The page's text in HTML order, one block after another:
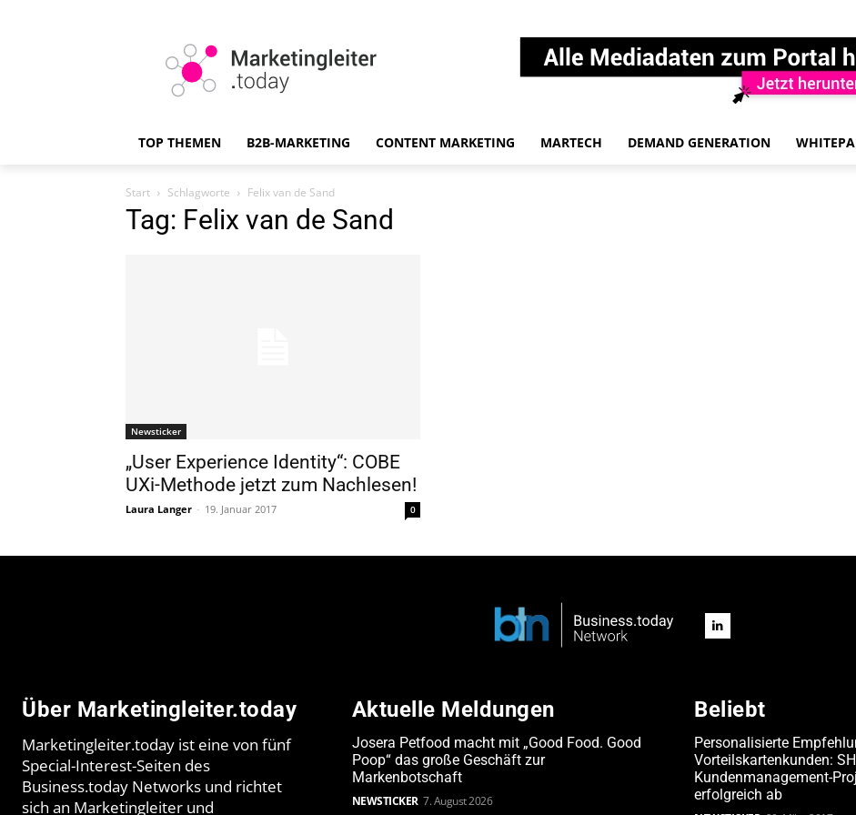
TOP THEMEN B2B-MARKETING CONTENT MARKETING MARTECH DEMAND GENERATION
Start Schlagworte Felix van de Sand
Tag: Felix van de Sand
Newsticker
„User Experience Identity“: COBE
UXi-Methode jetzt zum Nachlesen!
Laura Langer - 19. Januar 2017 0
Über Marketingleiter.today
Marketingleiter.today ist eine von fünf
Special-Interest-Seiten des
Business.today Networks und richtet
sich an Marketingleiter und
Aktuelle Meldungen
Josera Petfood macht mit „Good Food. Good
Poop“ das große Geschäft zur
Markenbotschaft
NEWSTICKER 7. August 2026
Beliebt
Personalisierte
Vorteilskartenkunden:
Kundenmanagement-
erfolgreich ab